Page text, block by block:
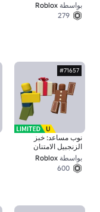
بواسطة Roblox
279
#71657
نوب مساعد: خبز
الزنجبيل الامتنان
بواسطة Roblox
600